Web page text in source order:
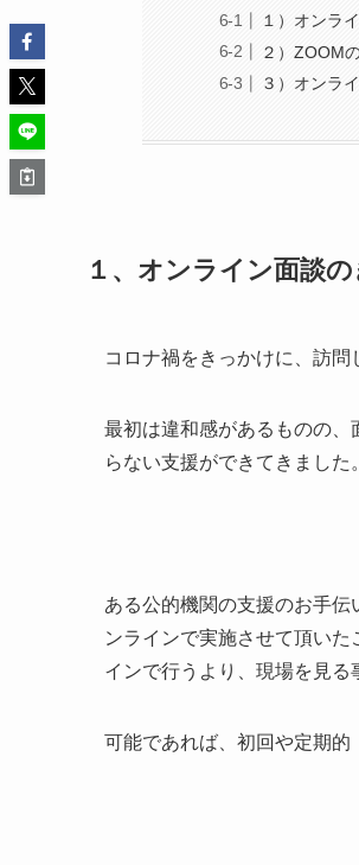
１）オンラ
２）ZOOM
３）オンラ
１、オンライン面談
コロナ禍をきっかけに、訪
最初は違和感があるものの
らない支援ができてきました。
ある公的機関の支援のお手
ンラインで実施させて頂い
インで行うより、現場を見
可能であれば、初回や定期